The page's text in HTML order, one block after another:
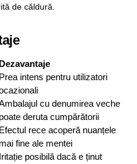
de căldură.
Dezavantaje
Prea intens pentru utilizatori
cu denumirea veche
poate deruta cumpărătorii
Efectul rece acoperă nuanțele
mai fine ale mentei
Iritație posibilă dacă e ținut